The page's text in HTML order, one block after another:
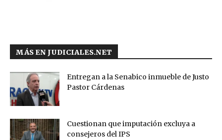
MÁS EN JUDICIALES.NET
Entregan a la Senabico inmueble de Justo
Pastor Cárdenas
Cuestionan que imputación excluya a
consejeros del IPS